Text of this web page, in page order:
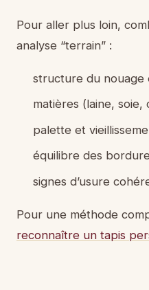
Pour aller plus loin,
analyse “terrain” :
structure du nouage
matières (laine, soie,
palette et
équilibre des
signes d’usure
Pour une méthode
reconnaître un tapis